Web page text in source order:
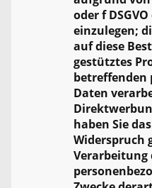
oder f
einzulegen;
auf diese
gestütztes
betreffenden
Daten
haben Sie
Widerspruch
Verarbeitung